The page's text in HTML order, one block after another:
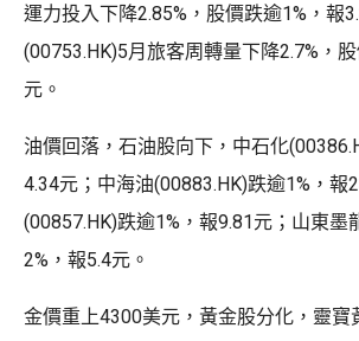
運力投入下降2.85%，股價跌逾1%，報
(00753.HK)5月旅客周轉量下降2.7%，
元。
油價回落，石油股向下，中石化
4.34元；中海油(00883.HK)跌逾1%，報
(00857.HK)跌逾1%，報9.81元；山東墨
2%，報5.4元。
金價重上4300美元，黃金股分化，靈寶